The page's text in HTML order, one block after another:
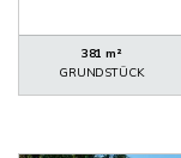
381 m²
GRUNDSTÜCK